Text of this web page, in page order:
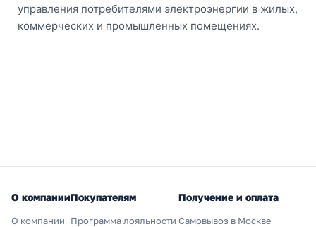
управления потребителями электроэнергии в жилых,
коммерческих и промышленных помещениях.
О компании
О компании
Покупателям
Программа лояльности
Получение и оплата
Самовывоз в Москве